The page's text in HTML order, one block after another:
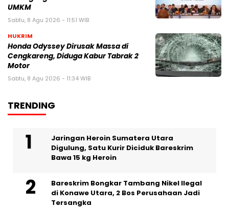
UMKM
Sabtu, 8 Agu 2026 - 11:51 WIB
HUKRIM
Honda Odyssey Dirusak Massa di
Cengkareng, Diduga Kabur Tabrak 2
Motor
Sabtu, 8 Agu 2026 - 11:34 WIB
TRENDING
Jaringan Heroin Sumatera Utara
Digulung, Satu Kurir Diciduk Bareskrim
Bawa 15 kg Heroin
Bareskrim Bongkar Tambang Nikel Ilegal
di Konawe Utara, 2 Bos Perusahaan Jadi
Tersangka